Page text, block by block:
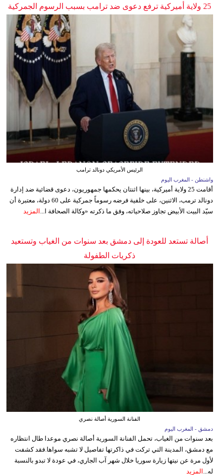
25 ولاية أميركية ترفع دعوى ضد ترامب بسبب الرسوم الجمركية
الرئيس الأمريكي دونالد ترامب
واشنطن - المغرب اليوم
أقامت 25 ولاية أميركية، بينها اثنتان يحكمها جمهوريون، دعوى قضائية ضد إدارة
دونالد ترمب، الاثنين، على خلفية فرضه رسوماً جمركية على 60 دولة، معتبرة أن
سيّد البيت الأبيض تجاوز صلاحياته، وفق ما ذكرته «وكالة الصحافة ا... المزيد
أصالة تستعد للعودة إلى دمشق بعد سنوات من الغياب وتستعيد
ذكريات الطفولة
الفنانة السورية أصالة نصري
دمشق - المغرب اليوم
بعد سنوات من الغياب، تحمل الفنانة السورية أصالة نصري موعدا طال انتظاره
مع دمشق، المدينة التي تركت في ذاكرتها تفاصيل لا تشبه سواها.فقد كشفت
لأول مرة عن نيتها زيارة سوريا خلال شهر آب الجاري، في عودة لا تبدو بالنسبة
له...
المزيد